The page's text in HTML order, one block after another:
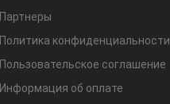
Партнеры
Политика конфиденциальности
Пользовательское соглашение
Информация об оплате